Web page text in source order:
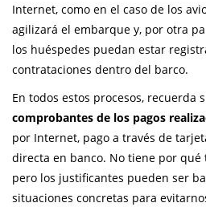
Internet, como en el caso de los
agilizará el embarque y, por otra
los huéspedes puedan estar
contrataciones dentro del barco.
En todos estos procesos, recuerda
comprobantes de los pagos
por Internet, pago a través de
directa en banco. No tiene por
pero los justificantes pueden ser
situaciones concretas para